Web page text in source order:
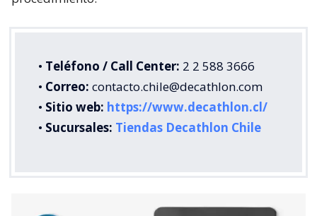
• Teléfono / Call Center: 2 2 588 3666
• Correo: contacto.chile@decathlon.com
• Sitio web: https://www.decathlon.cl/
• Sucursales: Tiendas Decathlon Chile